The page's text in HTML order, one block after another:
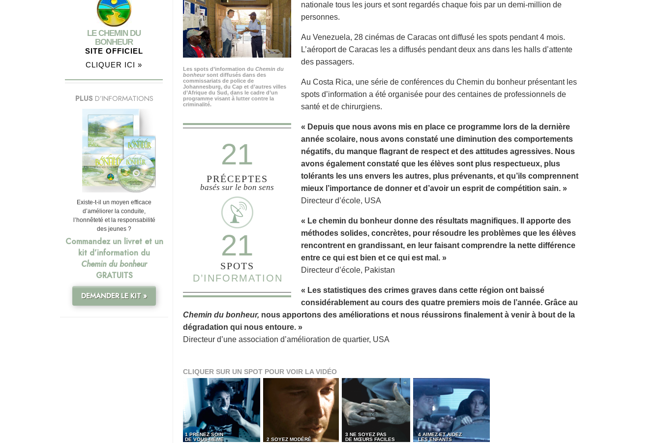
Les spots d’information du Chemin du
bonheursont diffusés dans des
commissariats de police de
Johannesburg, du Cap et d’autres villes
d’Afrique du Sud, dans le cadre d’un
programme visant à lutter contre la
criminalité.
nationale tous les jours et sont regardés chaque fois par un demi-million de
personnes.
Au Venezuela, 28 cinémas de Caracas ont diffusé les spots pendant 4 mois.
L’aéroport de Caracas les a diffusés pendant deux ans dans les halls d’attente
des passagers.
Au Costa Rica, une série de conférences du Chemin du bonheur présentant les
spots d’information a été organisée pour des centaines de professionnels de
santé et de chirurgiens.
21
PRÉCEPTES
basés sur le bon sens
21
SPOTS
D’INFORMATION
« Depuis que nous avons mis en place ce programme lors de la dernière
année scolaire, nous avons constaté une diminution des comportements
négatifs, du manque flagrant de respect et des attitudes agressives. Nous
avons également constaté que les élèves sont plus respectueux, plus
tolérants les uns envers les autres, plus prévenants, et qu’ils comprennent
mieux l’importance de donner et d’avoir un esprit de compétition sain. »
Directeur d’école, USA
« Le chemin du bonheur donne des résultats magnifiques. Il apporte des
méthodes solides, concrètes, pour résoudre les problèmes que les élèves
rencontrent en grandissant, en leur faisant comprendre la nette différence
entre ce qui est bien et ce qui est mal. »
Directeur d’école, Pakistan
« Les statistiques des crimes graves dans cette région ont baissé
considérablement au cours des quatre premiers mois de l’année. Grâce au
Chemin du bonheur, nous apportons des améliorations et nous réussirons finalement à venir à bout de la
dégradation qui nous entoure. »
Directeur d’une association d’amélioration de quartier, USA
CLIQUER SUR UN SPOT POUR VOIR LA VIDÉO
1 PRENEZ SOIN
DE VOUS-MÊME
2 SOYEZ MODÉRÉ
3 NE SOYEZ PAS
DE MŒURS FACILES
4 AIMEZ ET AIDEZ
LES ENFANTS
LE CHEMIN DU
BONHEUR
SITE OFFICIEL
CLIQUER ICI »
PLUS D’INFORMATIONS
Existe-t-il un moyen efficace
d’améliorer la conduite,
l’honnêteté et la responsabilité
des jeunes ?
Commandez un livret et un
kit d’information du
Chemin du bonheur
GRATUITS
DEMANDER LE KIT »